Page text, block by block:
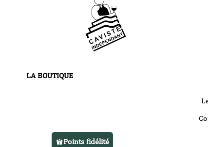
LA BOUTIQUE
de 10h à 13h
et de 14h à 22hPoints fidélité